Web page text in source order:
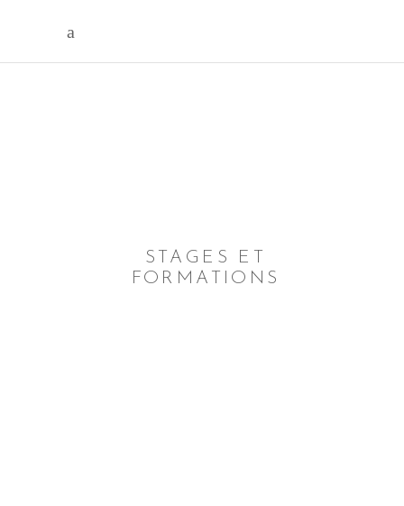
STAGES ET
FORMATIONS